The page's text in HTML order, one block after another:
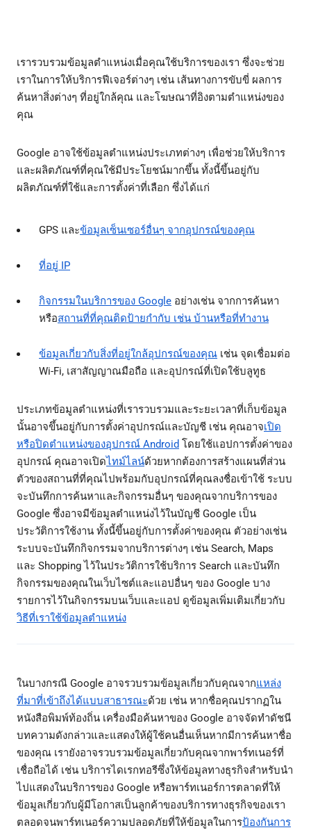
เรารวบรวมข้อมูลตำแหน่งเมื่อคุณใช้บริการของเรา ซึ่งจะช่วย
เราในการให้บริการฟีเจอร์ต่างๆ เช่น เส้นทางการขับขี่ ผลการ
ค้นหาสิ่งต่างๆ ที่อยู่ใกล้คุณ และโฆษณาที่อิงตามตำแหน่งของ
คุณ
Google อาจใช้ข้อมูลตำแหน่งประเภทต่างๆ เพื่อช่วยให้บริการ
และผลิตภัณฑ์ที่คุณใช้มีประโยชน์มากขึ้น ทั้งนี้ขึ้นอยู่กับ
ผลิตภัณฑ์ที่ใช้และการตั้งค่าที่เลือก ซึ่งได้แก่
GPS และข้อมูลเซ็นเซอร์อื่นๆ จากอุปกรณ์ของคุณ
ที่อยู่ IP
กิจกรรมในบริการของ Google อย่างเช่น จากการค้นหา
หรือสถานที่ที่คุณติดป้ายกำกับ เช่น บ้านหรือที่ทำงาน
ข้อมูลเกี่ยวกับสิ่งที่อยู่ใกล้อุปกรณ์ของคุณ เช่น จุดเชื่อมต่อ
Wi-Fi, เสาสัญญาณมือถือ และอุปกรณ์ที่เปิดใช้บลูทูธ
ประเภทข้อมูลตำแหน่งที่เรารวบรวมและระยะเวลาที่เก็บข้อมูล
นั้นอาจขึ้นอยู่กับการตั้งค่าอุปกรณ์และบัญชี เช่น คุณอาจเปิด
หรือปิดตำแหน่งของอุปกรณ์ Android โดยใช้แอปการตั้งค่าของ
อุปกรณ์ คุณอาจเปิดไทม์ไลน์ด้วยหากต้องการสร้างแผนที่ส่วน
ตัวของสถานที่ที่คุณไปพร้อมกับอุปกรณ์ที่คุณลงชื่อเข้าใช้ ระบบ
จะบันทึกการค้นหาและกิจกรรมอื่นๆ ของคุณจากบริการของ
Google ซึ่งอาจมีข้อมูลตำแหน่งไว้ในบัญชี Google เป็น
ประวัติการใช้งาน ทั้งนี้ขึ้นอยู่กับการตั้งค่าของคุณ ตัวอย่างเช่น
ระบบจะบันทึกกิจกรรมจากบริการต่างๆ เช่น Search, Maps
และ Shopping ไว้ในประวัติการใช้บริการ Search และบันทึก
กิจกรรมของคุณในเว็บไซต์และแอปอื่นๆ ของ Google บาง
รายการไว้ในกิจกรรมบนเว็บและแอป ดูข้อมูลเพิ่มเติมเกี่ยวกับ
วิธีที่เราใช้ข้อมูลตำแหน่ง
ในบางกรณี Google อาจรวบรวมข้อมูลเกี่ยวกับคุณจากแหล่ง
ที่มาที่เข้าถึงได้แบบสาธารณะด้วย เช่น หากชื่อคุณปรากฏใน
หนังสือพิมพ์ท้องถิ่น เครื่องมือค้นหาของ Google อาจจัดทำดัชนี
บทความดังกล่าวและแสดงให้ผู้ใช้คนอื่นเห็นหากมีการค้นหาชื่อ
ของคุณ เรายังอาจรวบรวมข้อมูลเกี่ยวกับคุณจากพาร์ทเนอร์ที่
เชื่อถือได้ เช่น บริการไดเรกทอรีซึ่งให้ข้อมูลทางธุรกิจสำหรับนำ
ไปแสดงในบริการของ Google หรือพาร์ทเนอร์การตลาดที่ให้
ข้อมูลเกี่ยวกับผู้มีโอกาสเป็นลูกค้าของบริการทางธุรกิจของเรา
ตลอดจนพาร์ทเนอร์ความปลอดภัยที่ให้ข้อมูลในการป้องกันการ